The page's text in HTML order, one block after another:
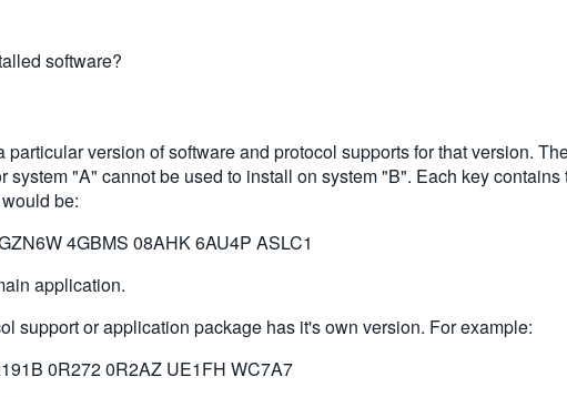
software?
version of software and protocol supports for that version.
"A" cannot be used to install on system "B". Each key
be:
4GBMS 08AHK 6AU4P ASLC1
application.
support or application package has it's own version. For example:
0R272 0R2AZ UE1FH WC7A7